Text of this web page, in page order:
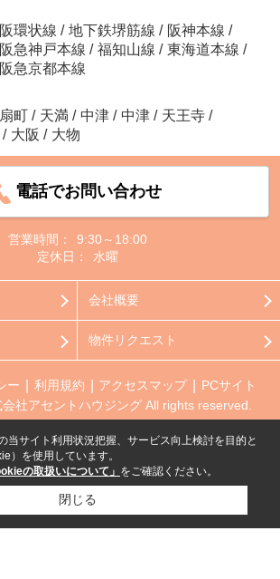
環状線 / 地下鉄堺筋線 / 阪神本線 /
阪急神戸本線 / 福知山線 / 東海道本線 /
阪急京都本線
扇町 / 天満 / 中津 / 中津 / 天王寺 /
/ 大阪 / 大物
電話でお問い合わせ
営業時間：
9:30～18:00
定休日：
水曜
会社概要
物件リクエスト
ー 利用規約 アクセスマップ
PCサイト
社アセントハウジング All rights reserved.
当サイト利用状況把握、サービス向上検討を目的と
）を使用しています。
の取扱いについて」 をご確認ください。
閉じる